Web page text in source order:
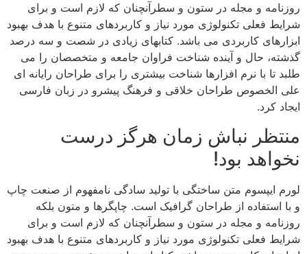
روزنامه و مجله در ستون و سطرآنچنان که لازم است و برای
شرایط فعلی تکنولوژی مورد نیاز و کاربردهای متنوع با هدف بهبود
ابزارهای کاربردی می باشد. کتابهای زیادی در شصت و سه درصد
گذشته، حال و آینده شناخت فراوان جامعه و متخصصان را می
طلبد تا با نرم افزارها شناخت بیشتری را برای طراحان رایانه ای
علی الخصوص طراحان خلاقی و فرهنگ پیشرو در زبان فارسی
ایجاد کرد.
منتظر نباش زمان هرگز درست
نخواهد بود!
لورم ایپسوم متن ساختگی با تولید سادگی نامفهوم از صنعت چاپ
و با استفاده از طراحان گرافیک است. چاپگرها و متون بلکه
روزنامه و مجله در ستون و سطرآنچنان که لازم است و برای
شرایط فعلی تکنولوژی مورد نیاز و کاربردهای متنوع با هدف بهبود